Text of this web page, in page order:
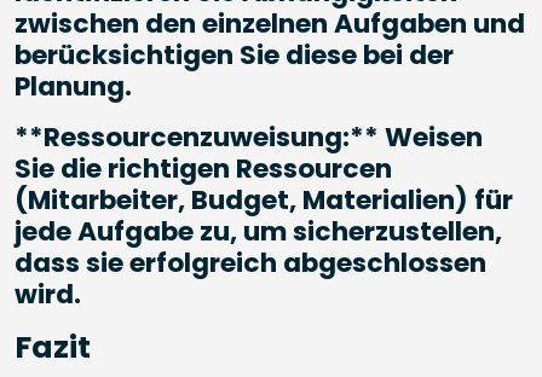
zwischen den einzelnen Aufgaben und
berücksichtigen Sie diese bei der
Planung.
**Ressourcenzuweisung:** Weisen
Sie die richtigen Ressourcen
(Mitarbeiter, Budget, Materialien) für
jede Aufgabe zu, um sicherzustellen,
dass sie erfolgreich abgeschlossen
wird.
Fazit